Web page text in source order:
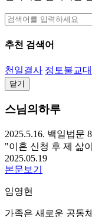
추천 검색어
천일결사 정토불교
닫기
스님의하루
2025.5.16. 백일법문
"이혼 신청 후 제 삶
2025.05.19
본문보기
임영현
가족은 새로운 공동